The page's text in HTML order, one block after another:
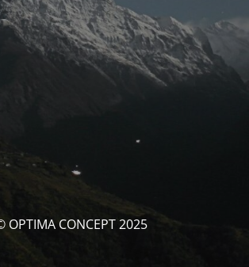
OPTIMA CONCEPT 2025